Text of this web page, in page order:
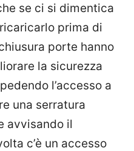
se ci si dimentica
prima di
porte hanno
la sicurezza
l’accesso a
una serratura
avvisando il
c’è un accesso